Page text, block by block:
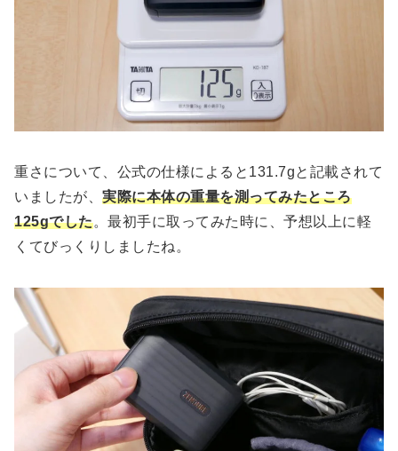
重さについて、公式の仕様によると131.7gと記載されて
いましたが、 実際に本体の重量を測ってみたところ
125gでした。最初手に取ってみた時に、予想以上に軽
くてびっくりしましたね。